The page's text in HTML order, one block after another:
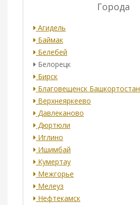
Города
Агидель
Баймак
Белебей
Белорецк
Бирск
Благовещенск Башкортостан
Верхнеяркеево
Давлеканово
Дюртюли
Иглино
Ишимбай
Кумертау
Межгорье
Мелеуз
Нефтекамск